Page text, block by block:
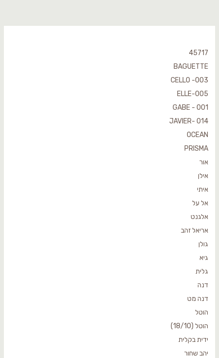
45717
BAGUETTE
CELLO -003
ELLE-005
GABE - 001
JAVIER- 014
OCEAN
PRISMA
אור
אילן
איתי
אל על
אלגנט
אריאל זהב
גולן
גיא
גלית
דנה
דנה מט
הוטל
הוטל (18/10)
ידית בקלית
יהב שחור